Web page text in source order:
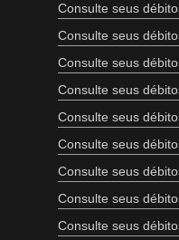
Consulte seus
Consulte seus
Consulte seus
Consulte seus
Consulte seus
Consulte seus
Consulte seus
Consulte seus
Consulte seus